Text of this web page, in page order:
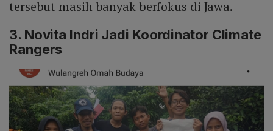
tersebut masih banyak berfokus di Jawa.
3. Novita Indri Jadi Koordinator Climate
Rangers